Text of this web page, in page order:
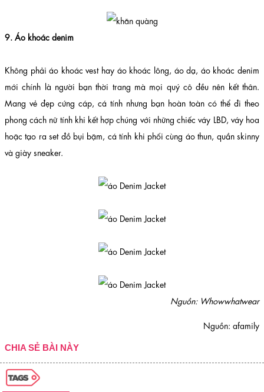
9. Áo khoác denim
Không phải áo khoác vest hay áo khoác lông, áo dạ, áo khoác denim
mới chính là người bạn thời trang mà mọi quý cô đều nên kết thân.
Mang vẻ đẹp cứng cáp, cá tính nhưng bạn hoàn toàn có thể đi theo
phong cách nữ tính khi kết hợp chúng với những chiếc váy LBD, váy hoa
hoặc tạo ra set đồ bụi bặm, cá tính khi phối cùng áo thun, quần skinny
và giày sneaker.
Nguồn: Whowwhatwear
Nguồn: afamily
CHIA SẺ BÀI NÀY